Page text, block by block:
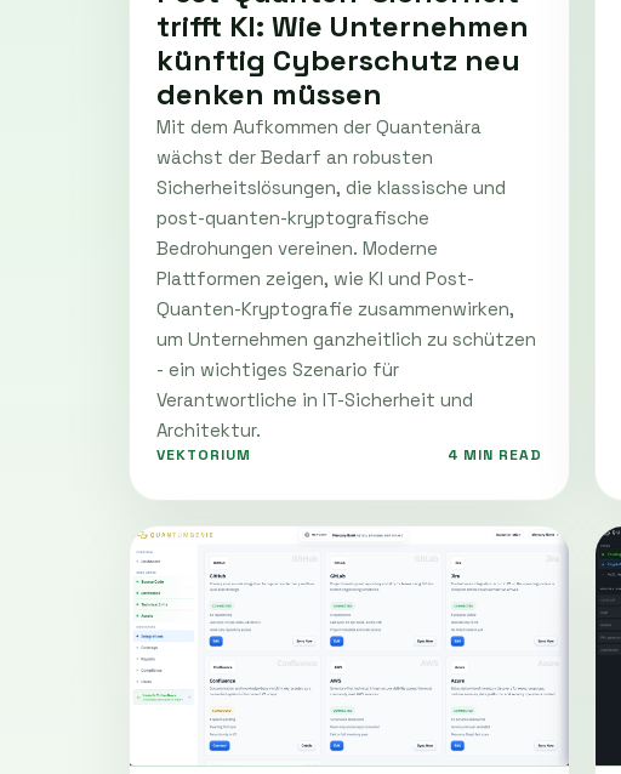
trifft KI: Wie Unternehmen
künftig Cyberschutz neu
denken müssen
Mit dem Aufkommen der Quantenära
wächst der Bedarf an robusten
Sicherheitslösungen, die klassische und
post-quanten-kryptografische
Bedrohungen vereinen. Moderne
Plattformen zeigen, wie KI und Post-
Quanten-Kryptografie zusammenwirken,
um Unternehmen ganzheitlich zu schützen
- ein wichtiges Szenario für
Verantwortliche in IT-Sicherheit und
Architektur.
VEKTORIUM 4 MIN READ